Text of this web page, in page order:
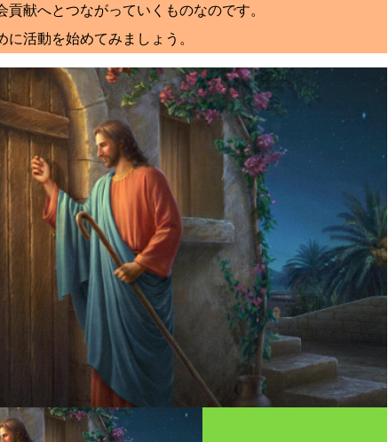
献へとつながっていくものなのです。
活動を始めてみましょう。